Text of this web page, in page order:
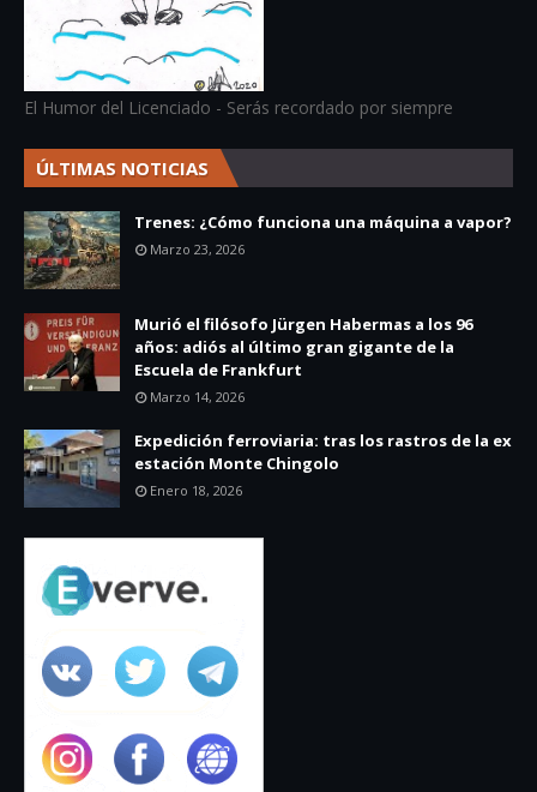
El Humor del Licenciado - Serás recordado por siempre
ÚLTIMAS NOTICIAS
Trenes: ¿Cómo funciona una máquina a vapor?
Marzo 23, 2026
Murió el filósofo Jürgen Habermas a los 96
años: adiós al último gran gigante de la
Escuela de Frankfurt
Marzo 14, 2026
Expedición ferroviaria: tras los rastros de la ex
estación Monte Chingolo
Enero 18, 2026